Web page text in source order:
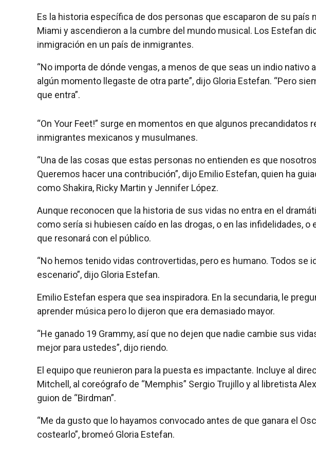
Es la historia específica de dos personas que escaparon de su país
Miami y ascendieron a la cumbre del mundo musical. Los Estefan
inmigración en un país de inmigrantes.
“No importa de dónde vengas, a menos de que seas un indio nativo
algún momento llegaste de otra parte”, dijo Gloria Estefan. “Pero
que entra”.
“On Your Feet!” surge en momentos en que algunos precandidatos
inmigrantes mexicanos y musulmanes.
“Una de las cosas que estas personas no entienden es que
Queremos hacer una contribución”, dijo Emilio Estefan, quien ha
como Shakira, Ricky Martin y Jennifer López.
Aunque reconocen que la historia de sus vidas no entra en el
como sería si hubiesen caído en las drogas, o en las infidelidades, o
que resonará con el público.
“No hemos tenido vidas controvertidas, pero es humano. Todos se
escenario”, dijo Gloria Estefan.
Emilio Estefan espera que sea inspiradora. En la secundaria, le
aprender música pero lo dijeron que era demasiado mayor.
“He ganado 19 Grammy, así que no dejen que nadie cambie sus
mejor para ustedes”, dijo riendo.
El equipo que reunieron para la puesta es impactante. Incluye al
Mitchell, al coreógrafo de “Memphis” Sergio Trujillo y al libretista
guion de “Birdman”.
“Me da gusto que lo hayamos convocado antes de que ganara el
costearlo”, bromeó Gloria Estefan.